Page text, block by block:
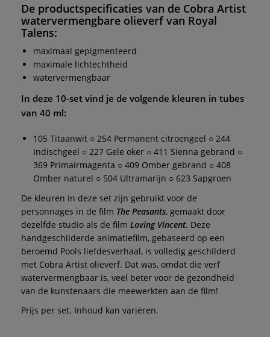
De productspecificaties van de Cobra Artist
watervermengbare olieverf van Royal
Talens:
maximaal gepigmenteerd
maximale lichtechtheid
watervermengbaar
In deze 10-set vind je de volgende kleuren in tubes
van 40 ml:
105 Titaanwit ○ 254 Permanent citroengeel ○ 244
Indischgeel ○ 227 Gele oker ○ 411 Sienna gebrand ○
369 Primairmagenta ○ 409 Omber gebrand ○ 408
Omber naturel ○ 504 Ultramarijn ○ 623 Sapgroen
De kleuren in deze set zijn gebruikt voor de
personnages in de film The Peasants, gemaakt door
dezelfde studio als de film Loving Vincent. Deze
handgeschilderde animatiefilm, gebaseerd op een
beroemd Pools liefdesverhaal, is volledig geschilderd
met Cobra Artist olieverf. Dat was, omdat die verf
watervermengbaar is, veel beter voor de gezondheid
van de kunstenaars die meewerkten aan de film!
Prijs per set. Inhoud kan variëren.